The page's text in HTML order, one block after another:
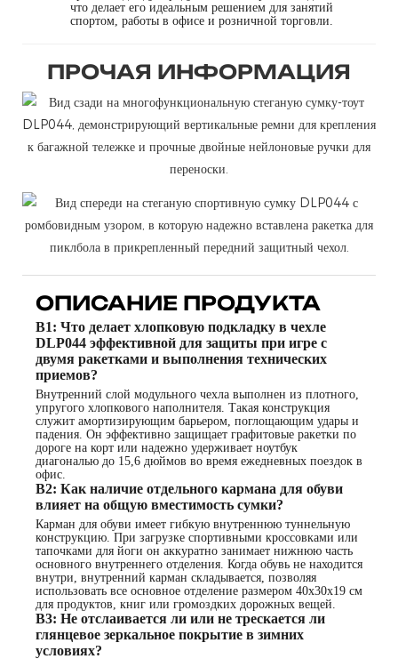
что делает его идеальным решением для занятий
спортом, работы в офисе и розничной торговли.
ПРОЧАЯ ИНФОРМАЦИЯ
ОПИСАНИЕ ПРОДУКТА
В1: Что делает хлопковую подкладку в чехле
DLP044 эффективной для защиты при игре с
двумя ракетками и выполнения технических
приемов?
Внутренний слой модульного чехла выполнен из плотного,
упругого хлопкового наполнителя. Такая конструкция
служит амортизирующим барьером, поглощающим удары и
падения. Он эффективно защищает графитовые ракетки по
дороге на корт или надежно удерживает ноутбук
диагональю до 15,6 дюймов во время ежедневных поездок в
офис.
В2: Как наличие отдельного кармана для обуви
влияет на общую вместимость сумки?
Карман для обуви имеет гибкую внутреннюю туннельную
конструкцию. При загрузке спортивными кроссовками или
тапочками для йоги он аккуратно занимает нижнюю часть
основного внутреннего отделения. Когда обувь не находится
внутри, внутренний карман складывается, позволяя
использовать все основное отделение размером 40x30x19 см
для продуктов, книг или громоздких дорожных вещей.
В3: Не отслаивается ли или не трескается ли
глянцевое зеркальное покрытие в зимних
условиях?